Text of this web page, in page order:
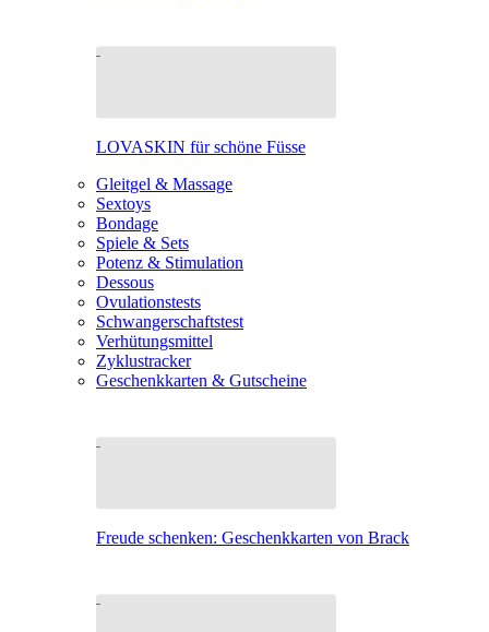
LOVASKIN für schöne Füsse
Gleitgel & Massage
Sextoys
Bondage
Spiele & Sets
Potenz & Stimulation
Dessous
Ovulationstests
Schwangerschaftstest
Verhütungsmittel
Zyklustracker
Geschenkkarten & Gutscheine
Freude schenken: Geschenkkarten von Brack